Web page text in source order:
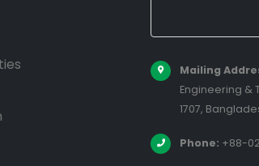
Mailing
Engineering &
1707,
Phone: +88-